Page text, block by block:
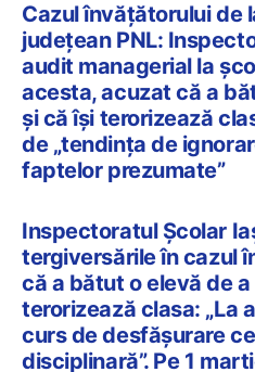
Cazul învățătorului de
județean PNL:
audit managerial la
acesta, acuzat că a
și că își terorizează
de „tendința de
faptelor prezumate”
Inspectoratul Școlar
tergiversările în cazul
că a bătut o elevă de
terorizează clasa: „La
curs de desfășurare
disciplinară”. Pe 1